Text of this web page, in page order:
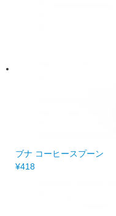
ブナ コーヒースプーン
¥418